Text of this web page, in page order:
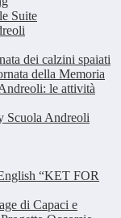
Suite
dei calzini spaiati
della Memoria
le attività
Scuola Andreoli
“KET FOR
di Capaci e